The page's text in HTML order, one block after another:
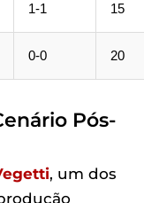
1-1 15
0-0 20
Pós-
, um dos